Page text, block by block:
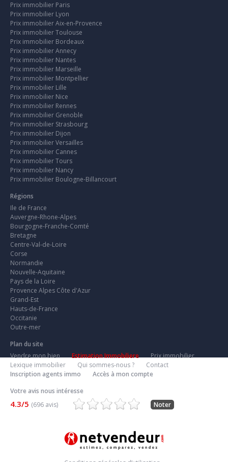
Prix immobilier Paris
Prix immobilier Lyon
Prix immobilier Aix-en-Provence
Prix immobilier Toulouse
Prix immobilier Bordeaux
Prix immobilier Annecy
Prix immobilier Nantes
Prix immobilier Marseille
Prix immobilier Montpellier
Prix immobilier Lille
Prix immobilier Nice
Prix immobilier Rennes
Prix immobilier Grenoble
Prix immobilier Strasbourg
Prix immobilier Dijon
Prix immobilier Versailles
Prix immobilier Cannes
Prix immobilier Tours
Prix immobilier Nancy
Prix immobilier Boulogne-Billancourt
Régions
Ile de France
Auvergne-Rhone-Alpes
Bourgogne-Franche-Comté
Bretagne
Centre-Val-de-Loire
Corse
Normandie
Nouvelle-Aquitaine
Pays de la Loire
Provence Alpes Côte d'Azur
Grand-Est
Hauts-de-France
Occitanie
Outre-mer
Plan du site
Vendre mon bien
Estimation Immobiliere
Prix immobilier
Lexique immobilier
Qui sommes-nous ?
Contact
Inscription agents immo
Accès à mon compte
Votre avis nous intéresse
4.3/5 (696 avis) Noter